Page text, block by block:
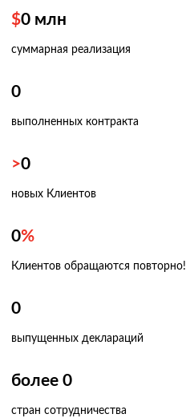
$0 млн
суммарная реализация
0
выполненных контракта
>0
новых Клиентов
0%
Клиентов обращаются повторно!
0
выпущенных деклараций
более 0
стран сотрудничества